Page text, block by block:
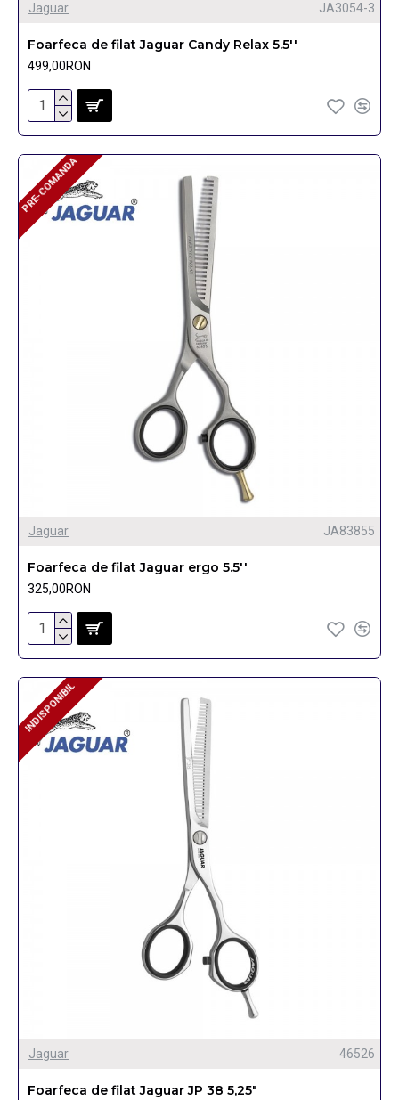
Jaguar JA3054-3
Foarfeca de filat Jaguar Candy Relax 5.5''
499,00RON
PRE-COMANDA
PRE-COMANDA
Jaguar JA83855
Foarfeca de filat Jaguar ergo 5.5''
325,00RON
INDISPONIBIL
INDISPONIBIL
Jaguar 46526
Foarfeca de filat Jaguar JP 38 5,25"